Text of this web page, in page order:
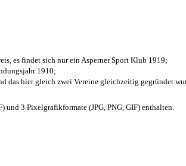
es findet sich nur ein Asperner Sport Klub 1919;
1910;
das hier gleich zwei Vereine gleichzeitig gegründet
3 Pixelgrafikformate (JPG, PNG, GIF) enthalten.